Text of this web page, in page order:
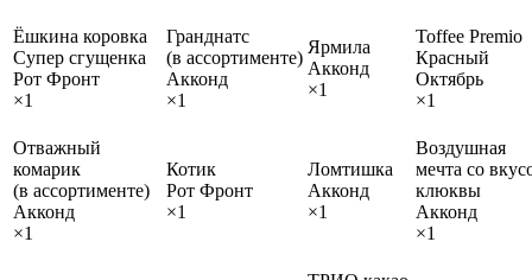
Ёшкина коровка
Супер сгущенка
Рот Фронт
×1
Гранднатс
(в ассортименте)
Акконд
×1
Ярмила
Акконд
×1
Toffee Premio
Красный
Октябрь
×1
Отважный
комарик
(в ассортименте)
Акконд
×1
Котик
Рот Фронт
×1
Ломтишка
Акконд
×1
Воздушная
мечта со
клюквы
Акконд
×1